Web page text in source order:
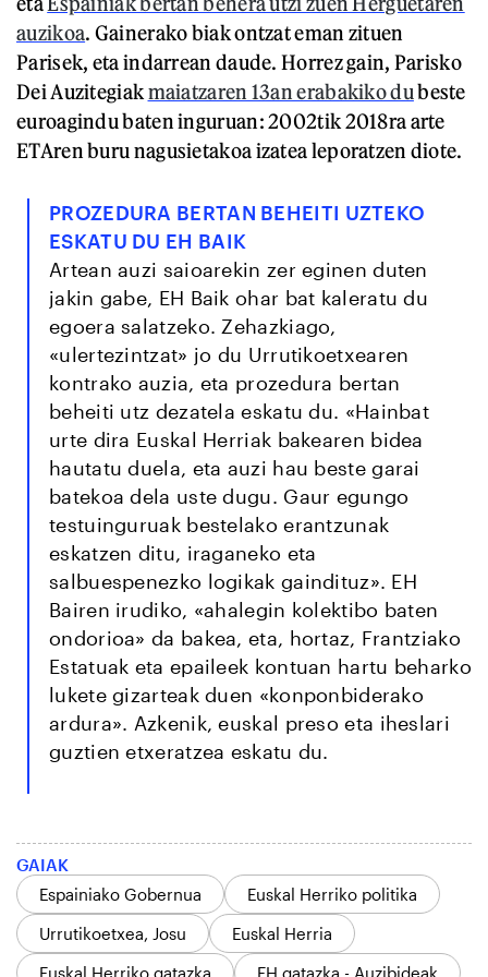
auzikoa. Gainerako biak ontzat eman zituen
Parisek, eta indarrean daude. Horrez gain, Parisko
Dei Auzitegiakmaiatzaren 13an erabakiko dubeste
euroagindu baten inguruan: 2002tik 2018ra arte
ETAren buru nagusietakoa izatea leporatzen diote.
PROZEDURA BERTAN BEHEITI UZTEKO
ESKATU DU EH BAIK
Artean auzi saioarekin zer eginen duten
jakin gabe, EH Baik ohar bat kaleratu du
egoera salatzeko. Zehazkiago,
«ulertezintzat» jo du Urrutikoetxearen
kontrako auzia, eta prozedura bertan
beheiti utz dezatela eskatu du. «Hainbat
urte dira Euskal Herriak bakearen bidea
hautatu duela, eta auzi hau beste garai
batekoa dela uste dugu. Gaur egungo
testuinguruak bestelako erantzunak
eskatzen ditu, iraganeko eta
salbuespenezko logikak gaindituz». EH
Bairen irudiko, «ahalegin kolektibo baten
ondorioa» da bakea, eta, hortaz, Frantziako
Estatuak eta epaileek kontuan hartu beharko
lukete gizarteak duen «konponbiderako
ardura». Azkenik, euskal preso eta iheslari
guztien etxeratzea eskatu du.
GAIAK
Espainiako Gobernua
Euskal Herriko politika
Urrutikoetxea, Josu
Euskal Herria
Euskal Herriko gatazka
EH gatazka - Auzibideak